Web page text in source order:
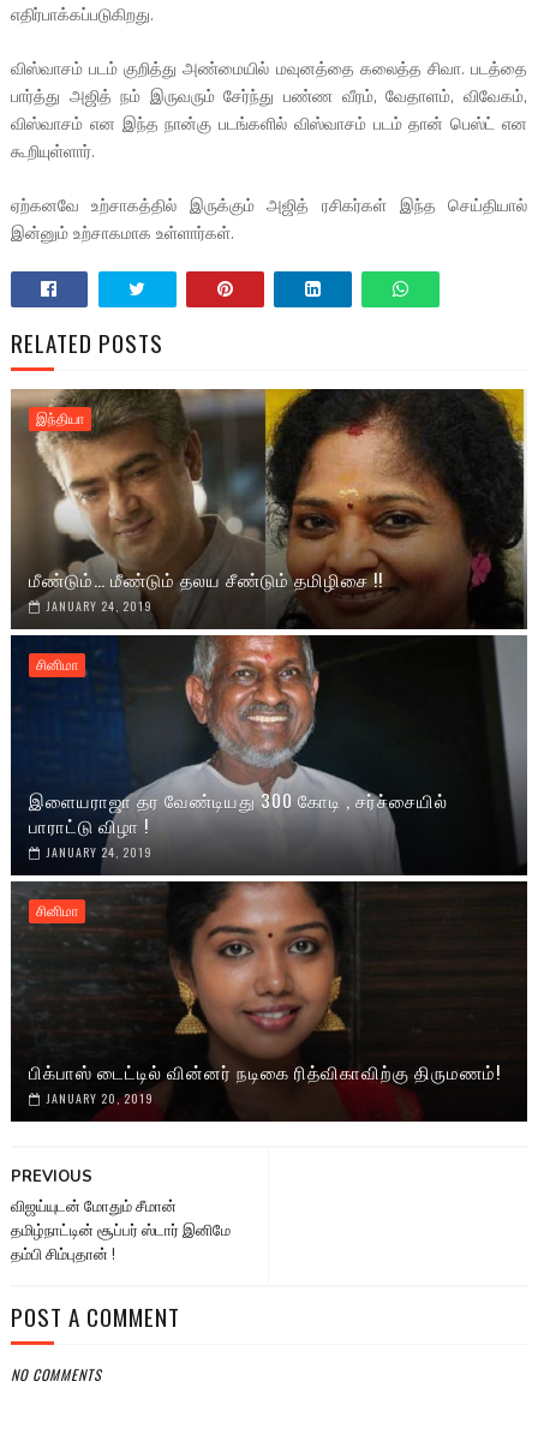
எதிர்பாக்கப்படுகிறது.
விஸ்வாசம் படம் குறித்து அண்மையில் மவுனத்தை கலைத்த சிவா. படத்தை
பார்த்து அஜித் நம் இருவரும் சேர்ந்து பண்ண வீரம், வேதாளம், விவேகம்,
விஸ்வாசம் என இந்த நான்கு படங்களில் விஸ்வாசம் படம் தான் பெஸ்ட் என
கூறியுள்ளார்.
ஏற்கனவே உற்சாகத்தில் இருக்கும் அஜித் ரசிகர்கள் இந்த செய்தியால்
இன்னும் உற்சாகமாக உள்ளார்கள்.
RELATED POSTS
இந்தியா
மீண்டும்… மீண்டும் தலய சீண்டும் தமிழிசை !!
JANUARY 24, 2019
சினிமா
இளையராஜா தர வேண்டியது 300 கோடி , சர்ச்சையில்
பாராட்டு விழா !
JANUARY 24, 2019
சினிமா
பிக்பாஸ் டைட்டில் வின்னர் நடிகை ரித்விகாவிற்கு திருமணம்!
JANUARY 20, 2019
PREVIOUS
விஜய்யுடன் மோதும் சீமான்
தமிழ்நாட்டின் சூப்பர் ஸ்டார் இனிமே
தம்பி சிம்புதான் !
POST A COMMENT
NO COMMENTS